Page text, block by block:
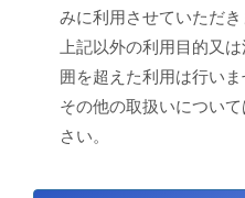
みに利用させていただき
上記以外の利用目的又
囲を超えた利用は行いま
その他の取扱いについて
さい。